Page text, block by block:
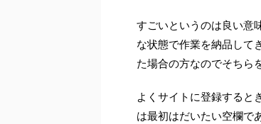
すごいというのは良い意
な状態で作業を納品して
た場合の方なのでそちら
よくサイトに登録すると
は最初はだいたい空欄で